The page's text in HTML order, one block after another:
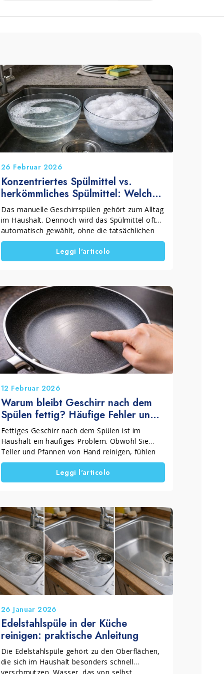
26 Februar 2026
Konzentriertes Spülmittel vs.
herkömmliches Spülmittel: Welche
Wahl ist die richtige?
Das manuelle Geschirrspülen gehört zum Alltag
im Haushalt. Dennoch wird das Spülmittel oft
automatisch gewählt, ohne die tatsächlichen
Unterschiede zwischen einem herkömmlichen
Spülmittel und einem konzentrierten Spülmittel
zu berücksichtigen.
die Ergiebigkeit und erleichtert die Dosierung.
Deshalb lohnt es sich zu verstehen, was diese
beiden Varianten unterscheidet und wann ein
konzentriertes Spülmittel im Haushalt wirklich
sinnvoll ist.
Leggi l'articolo
12 Februar 2026
Warum bleibt Geschirr nach dem
Spülen fettig? Häufige Fehler und
wirksame Lösungen
Fettiges Geschirr nach dem Spülen ist im
Haushalt ein häufiges Problem. Obwohl Sie
Teller und Pfannen von Hand reinigen, fühlen
sich die Oberflächen oft klebrig, stumpf oder
noch rutschig an. Besonders nach fettreichen
Soßen, Frittiergerichten oder ölhaltigen Speisen
Meistens spielen Fehler bei der Spülmethode,
eine falsche Dosierung oder eine
unzureichende Wasser- und Schwammhygiene
eine Rolle. Wenn Sie diese Punkte gezielt
verbessern, entfernen Sie Fett dauerhaft,
reduzieren Verschwendung und erhalten
wirklich sauberes Geschirr.
Leggi l'articolo
26 Januar 2026
Edelstahlspüle in der Küche
reinigen: praktische Anleitung
Die Edelstahlspüle gehört zu den Oberflächen,
die sich im Haushalt besonders schnell